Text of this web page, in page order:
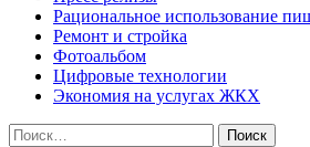
Рациональное использование
Ремонт и стройка
Фотоальбом
Цифровые технологии
Экономия на услугах ЖКХ
Найти: